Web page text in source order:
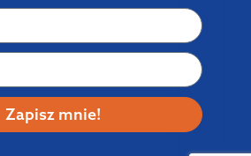
Zapisz mnie!